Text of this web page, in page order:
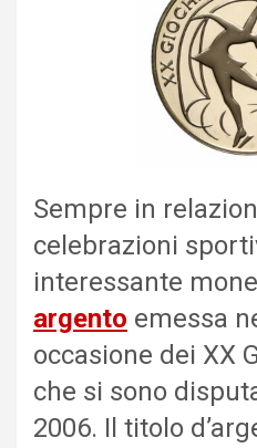
Sempre in
celebrazioni
interessante
argento emessa
occasione dei XX
che si sono
2006. Il titolo